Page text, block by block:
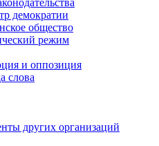
демократии
общество
режим
и оппозиция
слова
других организаций